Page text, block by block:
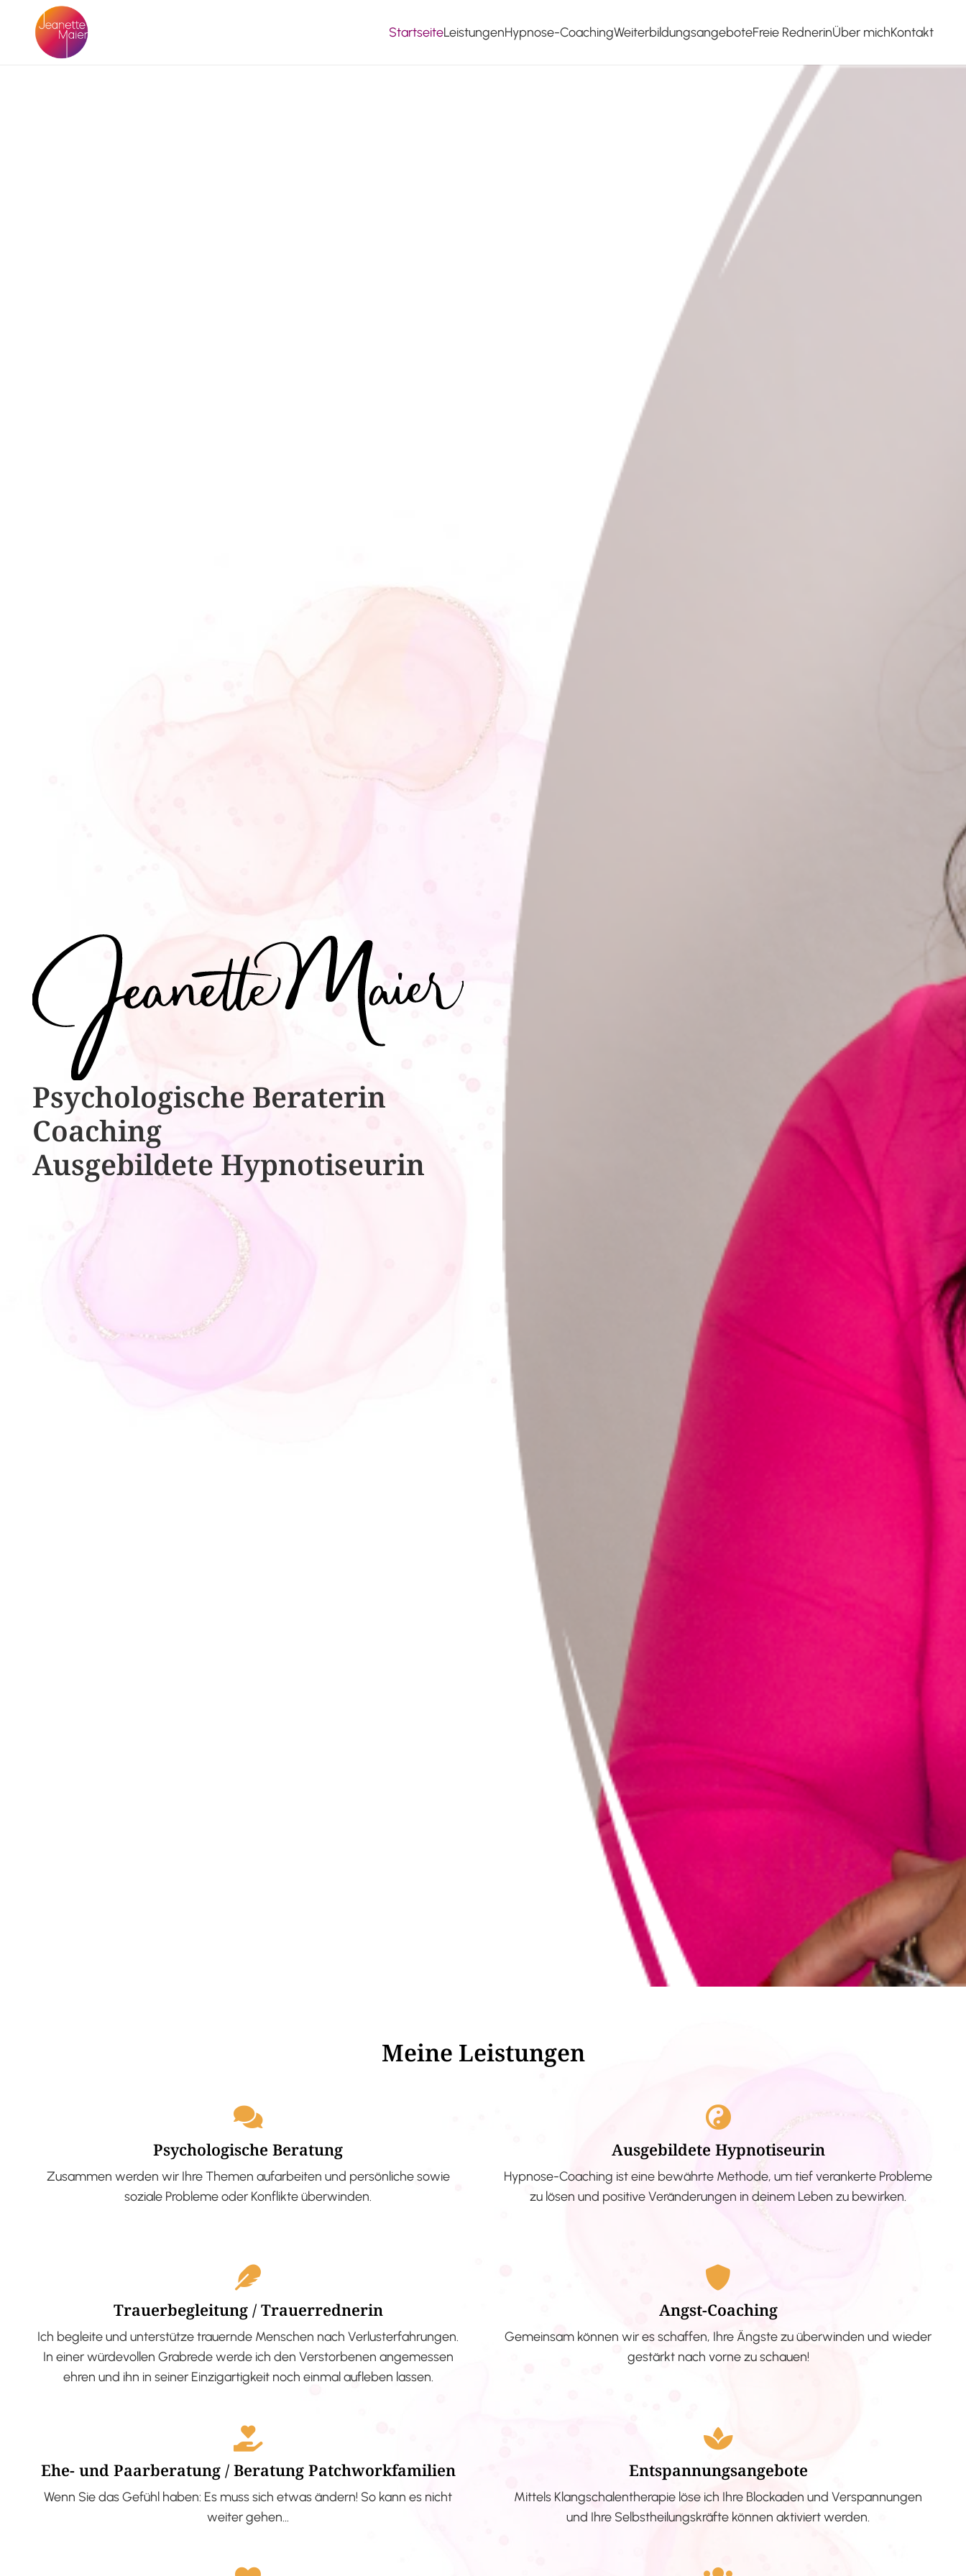
StartseiteLeistungenHypnose-CoachingWeiterbildungsangeboteFreie RednerinÜber michKontakt
Psychologische ​​Beraterin
Coaching
Ausgebildete​ ​Hypnotiseurin
Meine Leistungen
Psychologische Beratung
Zusammen werden wir Ihre Themen aufarbeiten und persönliche sowie
soziale Probleme oder Konflikte überwinden.
Ausgebildete Hypnotiseurin
Hypnose-Coaching ist eine bewährte Methode, um tief verankerte Probleme
zu lösen und positive Veränderungen in deinem Leben zu bewirken.
Trauerbegleitung / Trauerrednerin
Ich begleite und unterstütze trauernde Menschen nach Verlusterfahrungen.
In einer würdevollen Grabrede werde ich den Verstorbenen angemessen
ehren und ihn in seiner Einzigartigkeit noch einmal aufleben lassen.
Angst-Coaching
Gemeinsam können wir es schaffen, Ihre Ängste zu überwinden und wieder
gestärkt nach vorne zu schauen!
Ehe- und Paarberatung / Beratung Patchworkfamilien
Wenn Sie das Gefühl haben: Es muss sich etwas ändern! So kann es nicht
weiter gehen…
Entspannungsangebote
Mittels Klangschalentherapie löse ich Ihre Blockaden und Verspannungen
und Ihre Selbstheilungskräfte können aktiviert werden.